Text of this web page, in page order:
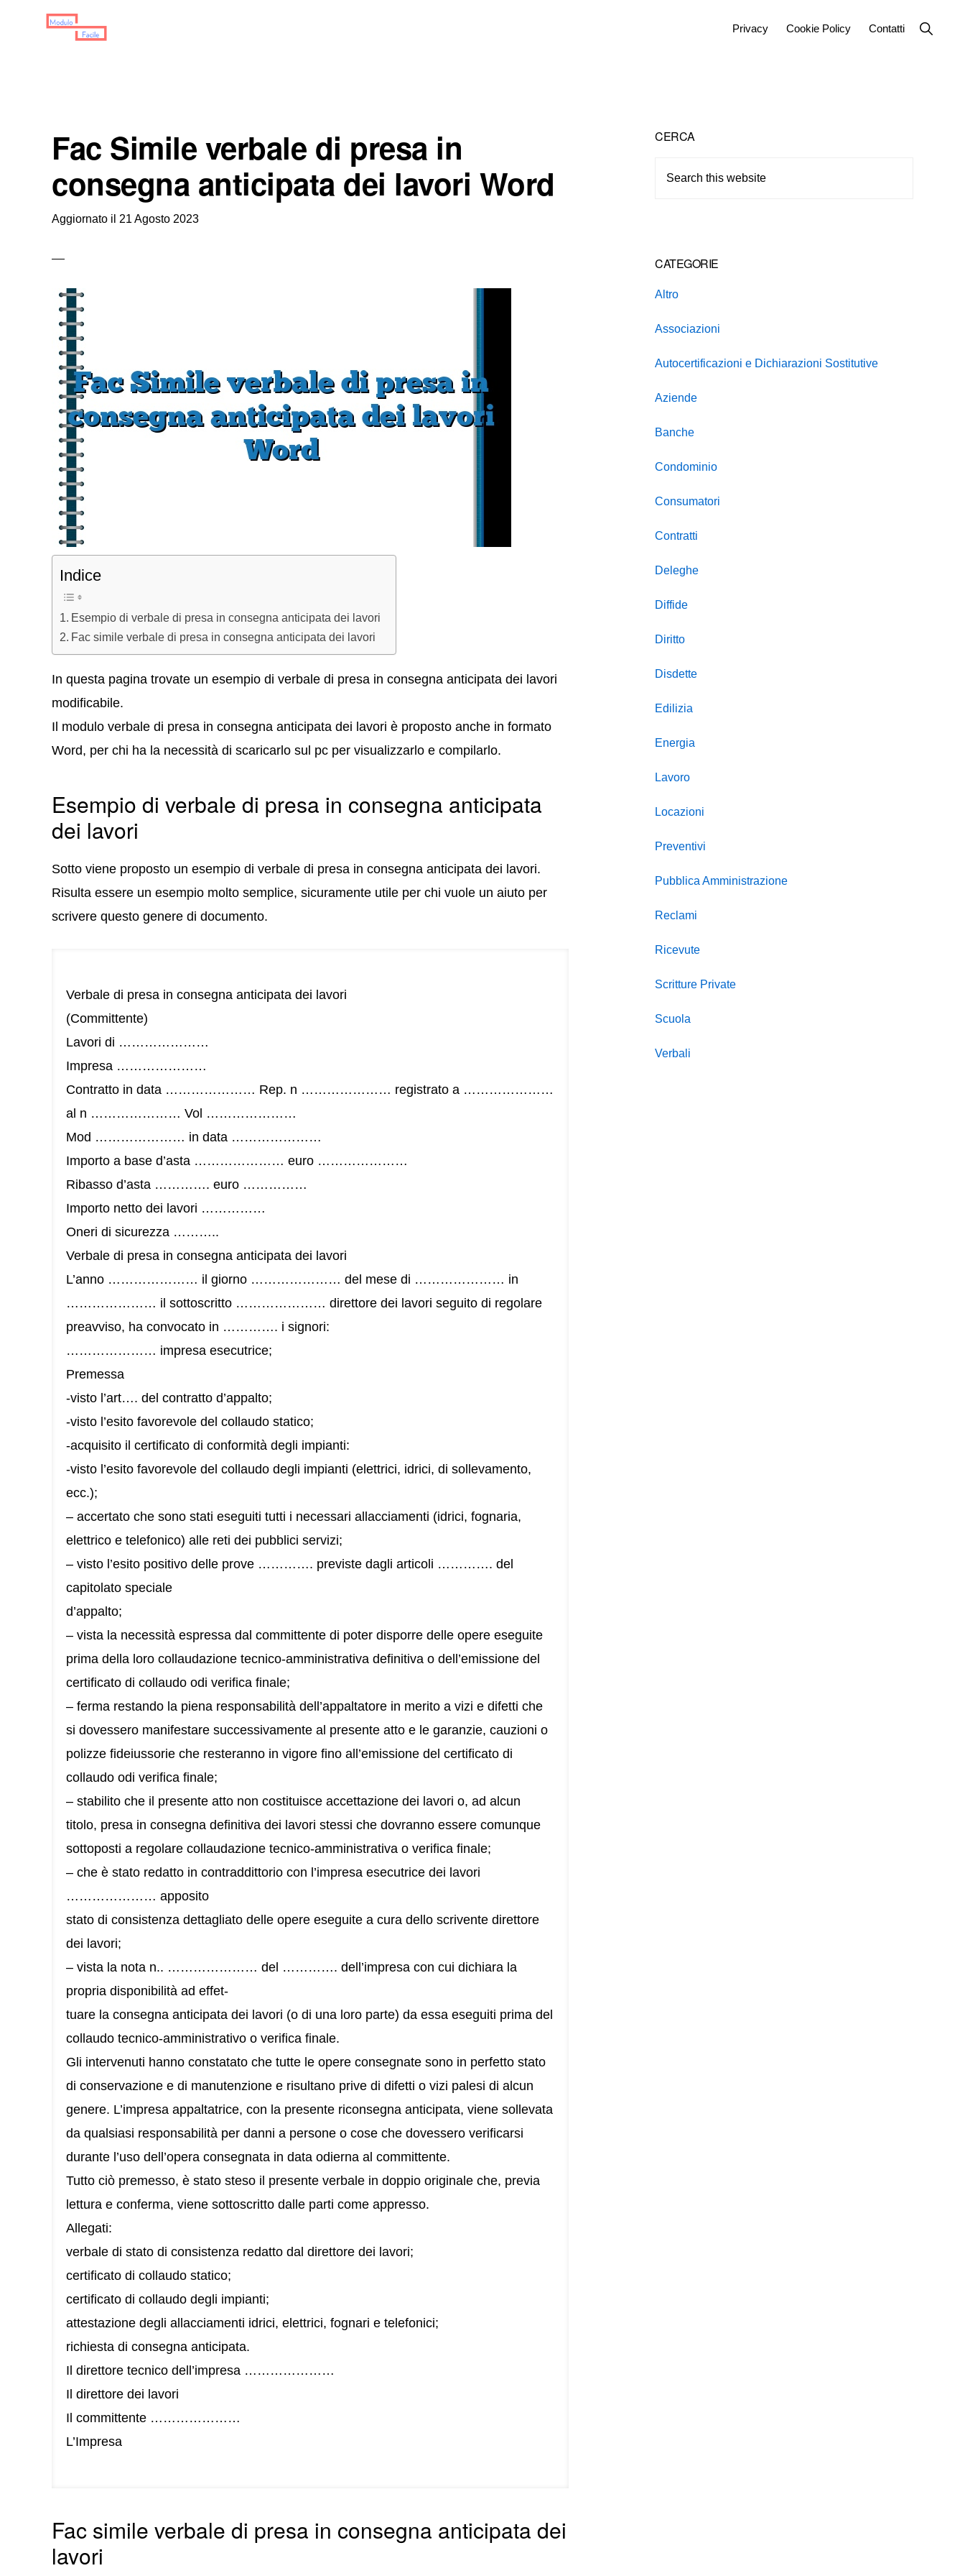
Privacy Cookie Policy Contatti
Show
Search
Fac Simile verbale di presa in
consegna anticipata dei lavori Word
Aggiornato il 21 Agosto 2023
Indice
Esempio di verbale di presa in consegna anticipata dei lavori
Fac simile verbale di presa in consegna anticipata dei lavori
In questa pagina trovate un esempio di verbale di presa in consegna anticipata dei lavori
modificabile.
Il modulo verbale di presa in consegna anticipata dei lavori è proposto anche in formato
Word, per chi ha la necessità di scaricarlo sul pc per visualizzarlo e compilarlo.
Esempio di verbale di presa in consegna anticipata
dei lavori
Sotto viene proposto un esempio di verbale di presa in consegna anticipata dei lavori.
Risulta essere un esempio molto semplice, sicuramente utile per chi vuole un aiuto per
scrivere questo genere di documento.
Verbale di presa in consegna anticipata dei lavori
(Committente)
Lavori di …………………
Impresa …………………
Contratto in data ………………… Rep. n ………………… registrato a …………………
al n ………………… Vol …………………
Mod ………………… in data …………………
Importo a base d’asta ………………… euro …………………
Ribasso d’asta …………. euro ……………
Importo netto dei lavori ……………
Oneri di sicurezza ………..
Verbale di presa in consegna anticipata dei lavori
L’anno ………………… il giorno ………………… del mese di ………………… in
………………… il sottoscritto ………………… direttore dei lavori seguito di regolare
preavviso, ha convocato in …………. i signori:
………………… impresa esecutrice;
Premessa
-visto l’art…. del contratto d’appalto;
-visto l’esito favorevole del collaudo statico;
-acquisito il certificato di conformità degli impianti:
-visto l’esito favorevole del collaudo degli impianti (elettrici, idrici, di sollevamento,
ecc.);
– accertato che sono stati eseguiti tutti i necessari allacciamenti (idrici, fognaria,
elettrico e telefonico) alle reti dei pubblici servizi;
– visto l’esito positivo delle prove …………. previste dagli articoli …………. del
capitolato speciale
d’appalto;
– vista la necessità espressa dal committente di poter disporre delle opere eseguite
prima della loro collaudazione tecnico-amministrativa definitiva o dell’emissione del
certificato di collaudo odi verifica finale;
– ferma restando la piena responsabilità dell’appaltatore in merito a vizi e difetti che
si dovessero manifestare successivamente al presente atto e le garanzie, cauzioni o
polizze fideiussorie che resteranno in vigore fino all’emissione del certificato di
collaudo odi verifica finale;
– stabilito che il presente atto non costituisce accettazione dei lavori o, ad alcun
titolo, presa in consegna definitiva dei lavori stessi che dovranno essere comunque
sottoposti a regolare collaudazione tecnico-amministrativa o verifica finale;
– che è stato redatto in contraddittorio con l’impresa esecutrice dei lavori
………………… apposito
stato di consistenza dettagliato delle opere eseguite a cura dello scrivente direttore
dei lavori;
– vista la nota n.. ………………… del …………. dell’impresa con cui dichiara la
propria disponibilità ad effet‑
tuare la consegna anticipata dei lavori (o di una loro parte) da essa eseguiti prima del
collaudo tecnico-amministrativo o verifica finale.
Gli intervenuti hanno constatato che tutte le opere consegnate sono in perfetto stato
di conservazione e di manutenzione e risultano prive di difetti o vizi palesi di alcun
genere. L’impresa appaltatrice, con la presente riconsegna anticipata, viene sollevata
da qualsiasi responsabilità per danni a persone o cose che dovessero verificarsi
durante l’uso dell’opera consegnata in data odierna al committente.
Tutto ciò premesso, è stato steso il presente verbale in doppio originale che, previa
lettura e conferma, viene sottoscritto dalle parti come appresso.
Allegati:
verbale di stato di consistenza redatto dal direttore dei lavori;
certificato di collaudo statico;
certificato di collaudo degli impianti;
attestazione degli allacciamenti idrici, elettrici, fognari e telefonici;
richiesta di consegna anticipata.
Il direttore tecnico dell’impresa …………………
Il direttore dei lavori
Il committente …………………
L’Impresa
Fac simile verbale di presa in consegna anticipata dei
lavori
Primary
Sidebar
CERCA
CATEGORIE
Altro
Associazioni
Autocertificazioni e Dichiarazioni Sostitutive
Aziende
Banche
Condominio
Consumatori
Contratti
Deleghe
Diffide
Diritto
Disdette
Edilizia
Energia
Lavoro
Locazioni
Preventivi
Pubblica Amministrazione
Reclami
Ricevute
Scritture Private
Scuola
Verbali